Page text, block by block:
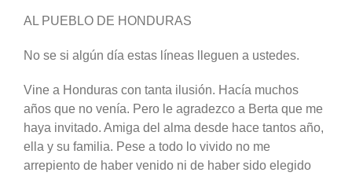
AL PUEBLO DE HONDURAS
No se si algún día estas líneas lleguen a ustedes.
Vine a Honduras con tanta ilusión. Hacía muchos
años que no venía. Pero le agradezco a Berta que me
haya invitado. Amiga del alma desde hace tantos año,
ella y su familia. Pese a todo lo vivido no me
arrepiento de haber venido ni de haber sido elegido